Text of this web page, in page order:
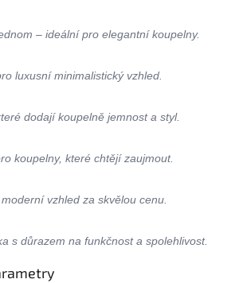
– ideální pro elegantní koupelny.
luxusní minimalistický vzhled.
dodají koupelně jemnost a styl.
koupelny, které chtějí zaujmout.
vzhled za skvělou cenu.
s důrazem na funkčnost a spolehlivost.